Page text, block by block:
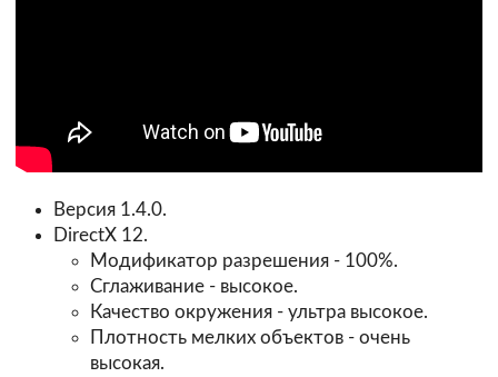
Версия 1.4.0.
DirectX 12.
Модификатор разрешения - 100%.
Сглаживание - высокое.
Качество окружения - ультра высокое.
Плотность мелких объектов - очень
высокая.